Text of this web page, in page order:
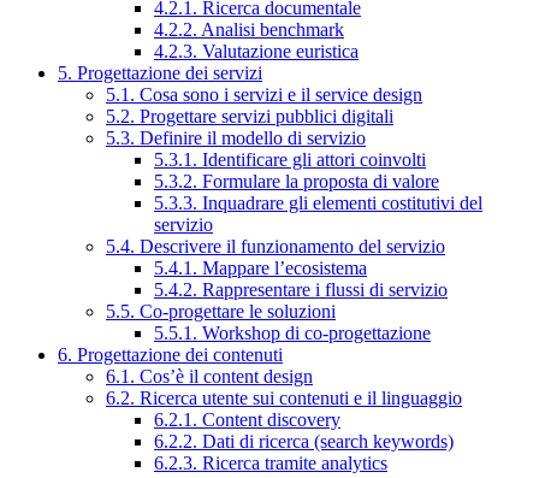
4.2.1. Ricerca documentale
4.2.2. Analisi benchmark
4.2.3. Valutazione euristica
5. Progettazione dei servizi
5.1. Cosa sono i servizi e il service design
5.2. Progettare servizi pubblici digitali
5.3. Definire il modello di servizio
5.3.1. Identificare gli attori coinvolti
5.3.2. Formulare la proposta di valore
5.3.3. Inquadrare gli elementi costitutivi del
servizio
5.4. Descrivere il funzionamento del servizio
5.4.1. Mappare l’ecosistema
5.4.2. Rappresentare i flussi di servizio
5.5. Co-progettare le soluzioni
5.5.1. Workshop di co-progettazione
6. Progettazione dei contenuti
6.1. Cos’è il content design
6.2. Ricerca utente sui contenuti e il linguaggio
6.2.1. Content discovery
6.2.2. Dati di ricerca (search keywords)
6.2.3. Ricerca tramite analytics